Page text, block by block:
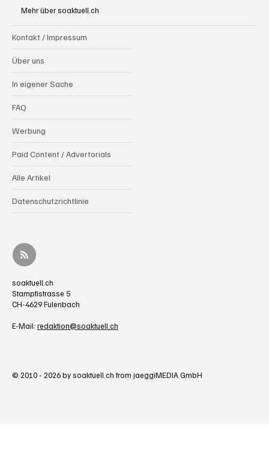
Mehr über soaktuell.ch
Kontakt / Impressum
Über uns
In eigener Sache
FAQ
Werbung
Paid Content / Advertorials
Alle Artikel
Datenschutzrichtlinie
soaktuell.ch
Stampfistrasse 5
CH-4629 Fulenbach
E-Mail: redaktion@soaktuell.ch
© 2010 - 2026 by soaktuell.ch from jaeggiMEDIA GmbH